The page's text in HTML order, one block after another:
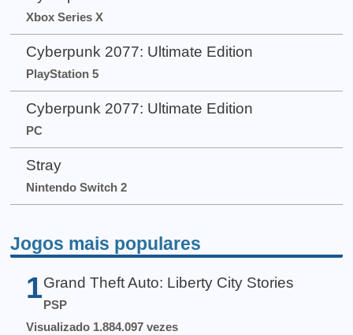
Xbox Series X
Cyberpunk 2077: Ultimate Edition
PlayStation 5
Cyberpunk 2077: Ultimate Edition
PC
Stray
Nintendo Switch 2
Jogos mais populares
1 Grand Theft Auto: Liberty City Stories
PSP
Visualizado 1.884.097 vezes